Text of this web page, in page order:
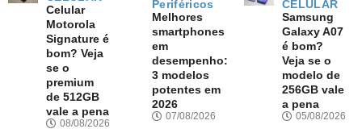
Celular
Motorola
Signature é
bom? Veja
se o
premium
de 512GB
vale a pena
08/08/2026
Periféricos
Melhores
smartphones
em
desempenho:
3 modelos
potentes em
2026
07/08/2026
CELULAR
Samsung
Galaxy A07
é bom?
Veja se o
modelo de
256GB vale
a pena
05/08/2026